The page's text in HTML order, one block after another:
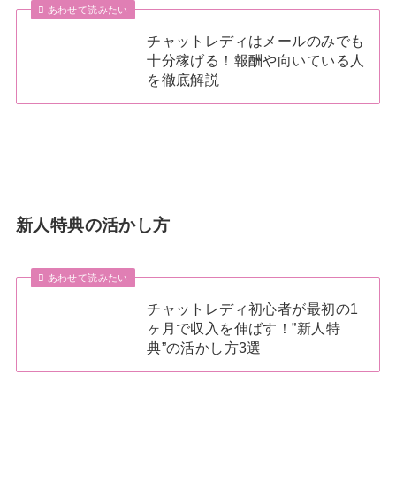
あわせて読みたい
チャットレディはメールのみでも
十分稼げる！報酬や向いている人
を徹底解説
新人特典の活かし方
あわせて読みたい
チャットレディ初心者が最初の1
ヶ月で収入を伸ばす！”新人特
典”の活かし方3選